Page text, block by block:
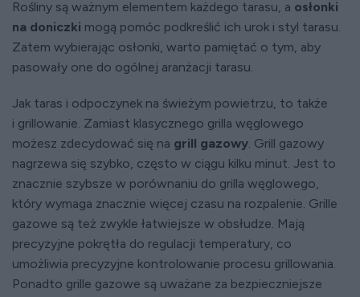
Rośliny są ważnym elementem każdego tarasu, a osłonki
na doniczki mogą pomóc podkreślić ich urok i styl tarasu.
Zatem wybierając osłonki, warto pamiętać o tym, aby
pasowały one do ogólnej aranżacji tarasu.
Jak taras i odpoczynek na świeżym powietrzu, to także
i grillowanie. Zamiast klasycznego grilla węglowego
możesz zdecydować się na grill gazowy. Grill gazowy
nagrzewa się szybko, często w ciągu kilku minut. Jest to
znacznie szybsze w porównaniu do grilla węglowego,
który wymaga znacznie więcej czasu na rozpalenie. Grille
gazowe są też zwykle łatwiejsze w obsłudze. Mają
precyzyjne pokrętła do regulacji temperatury, co
umożliwia precyzyjne kontrolowanie procesu grillowania.
Ponadto grille gazowe są uważane za bezpieczniejsze